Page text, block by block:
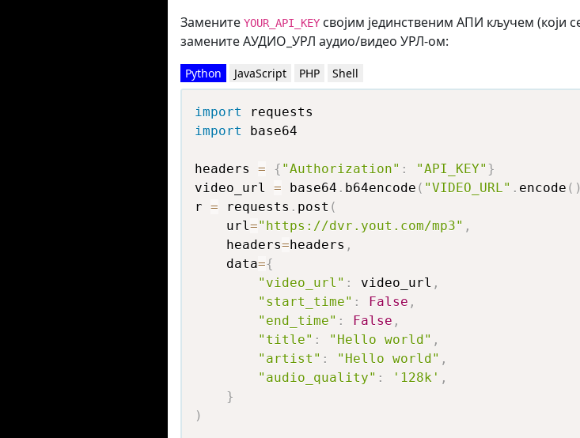
Замените YOUR_API_KEY својим јединственим АПИ кључем (који
замените АУДИО_УРЛ аудио/видео УРЛ-ом:
Python JavaScript PHP Shell
import
import base64
headers = { "Authorization" : "API_KEY" }
video_url = base64 . b64encode ( "VIDEO_URL" . encode ( )
r = requests . post (
    url
="https://dvr.yout.com/mp3" ,
    headers
=headers ,
    data
={
"video_url" : video_url ,
"start_time" : False ,
"end_time" : False ,
"title" : "Hello world" ,
"artist" : "Hello world" ,
"audio_quality" : '128k' ,
}
)